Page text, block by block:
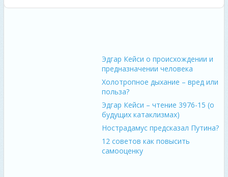
Эдгар Кейси о происхождении и
предназначении человека
Холотропное дыхание – вред или
польза?
Эдгар Кейси – чтение 3976-15 (о
будущих катаклизмах)
Нострадамус предсказал Путина?
12 советов как повысить
самооценку